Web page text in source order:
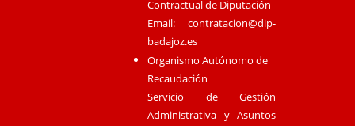
Contractual de Diputación
Email:contratacion@dip-
badajoz.es
Organismo Autónomo de
Recaudación
Servicio de Gestión
Administrativa y Asuntos